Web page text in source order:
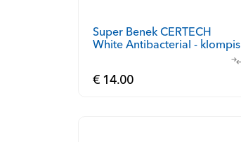
Super Benek CERTECH
White Antibacterial - klompis
€ 14.00